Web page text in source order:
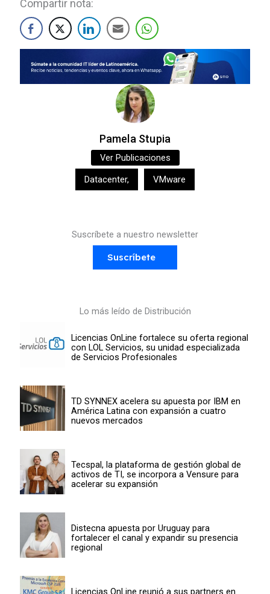
Compartir nota:
Pamela Stupia
Ver Publicaciones
Datacenter, VMware
Suscríbete a nuestro newsletter
Suscríbete
Lo más leído de Distribución
Licencias OnLine fortalece su oferta regional
con LOL Servicios, su unidad especializada
de Servicios Profesionales
TD SYNNEX acelera su apuesta por IBM en
América Latina con expansión a cuatro
nuevos mercados
Tecspal, la plataforma de gestión global de
activos de TI, se incorpora a Vensure para
acelerar su expansión
Distecna apuesta por Uruguay para
fortalecer el canal y expandir su presencia
regional
Licencias OnLine reunió a sus partners en